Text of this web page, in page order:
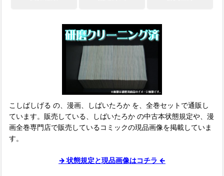
こしばしげる の、漫画、しばいたろか を、全巻セットで通販し
ています。販売している、しばいたろか の中古本状態規定や、漫
画全巻専門店で販売しているコミックの現品画像を掲載していま
す。
→ 状態規定と現品画像はコチラ ←